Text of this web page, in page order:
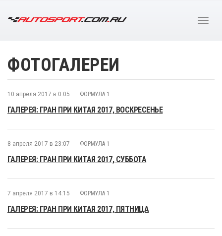
ФОТОГАЛЕРЕИ
10 апреля 2017 в 0:05 ФОРМУЛА 1
ГАЛЕРЕЯ: ГРАН ПРИ КИТАЯ 2017, ВОСКРЕСЕНЬЕ
8 апреля 2017 в 23:07 ФОРМУЛА 1
ГАЛЕРЕЯ: ГРАН ПРИ КИТАЯ 2017, СУББОТА
7 апреля 2017 в 14:15 ФОРМУЛА 1
ГАЛЕРЕЯ: ГРАН ПРИ КИТАЯ 2017, ПЯТНИЦА